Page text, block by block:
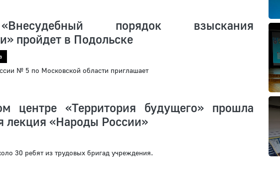
порядок взыскания
пройдет в Подольске
№ 5 по Московской области приглашает
центре «Территория будущего» прошла
лекция «Народы России»
30 ребят из трудовых бригад учреждения.